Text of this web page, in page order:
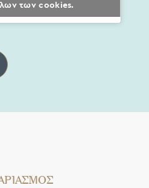
των cookies.